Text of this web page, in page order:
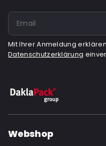
Mit Ihrer Anmeldung
Datenschutzerklärung
Webshop